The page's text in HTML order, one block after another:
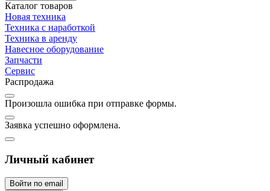
Каталог товаров
Новая техника
Техника с наработкой
Техника в аренду
Навесное оборудование
Запчасти
Сервис
Распродажа
Произошла ошибка при отправке формы.
Заявка успешно оформлена.
Личный кабинет
Войти по email